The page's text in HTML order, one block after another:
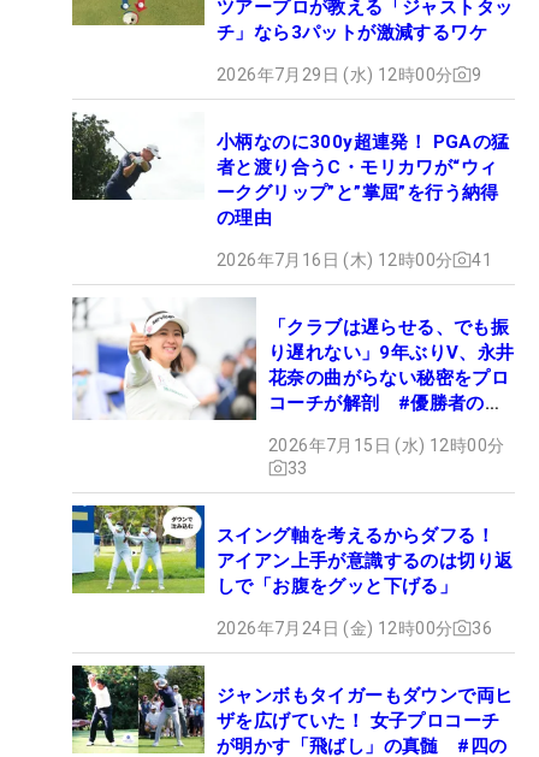
ツアープロが教える「ジャストタッ
チ」なら3パットが激減するワケ
2026年7月29日 (水) 12時00分 9
小柄なのに300y超連発！ PGAの猛
者と渡り合うC・モリカワが“ウィ
ークグリップ”と”掌屈”を行う納得
の理由
2026年7月16日 (木) 12時00分 41
「クラブは遅らせる、でも振
り遅れない」9年ぶりV、永井
花奈の曲がらない秘密をプロ
コーチが解剖 #優勝者のス
2026年7月15日 (水) 12時00分
33
スイング軸を考えるからダフる！
アイアン上手が意識するのは切り返
しで「お腹をグッと下げる」
2026年7月24日 (金) 12時00分 36
ジャンボもタイガーもダウンで両ヒ
ザを広げていた！ 女子プロコーチ
が明かす「飛ばし」の真髄 #四の